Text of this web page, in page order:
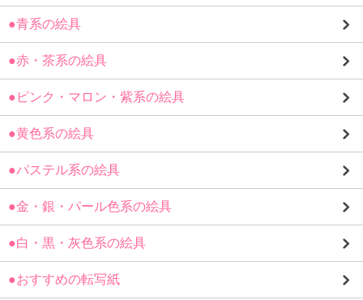
●青系の絵具
●赤・茶系の絵具
●ピンク・マロン・紫系の絵具
●黄色系の絵具
●パステル系の絵具
●金・銀・パール色系の絵具
●白・黒・灰色系の絵具
●おすすめの転写紙